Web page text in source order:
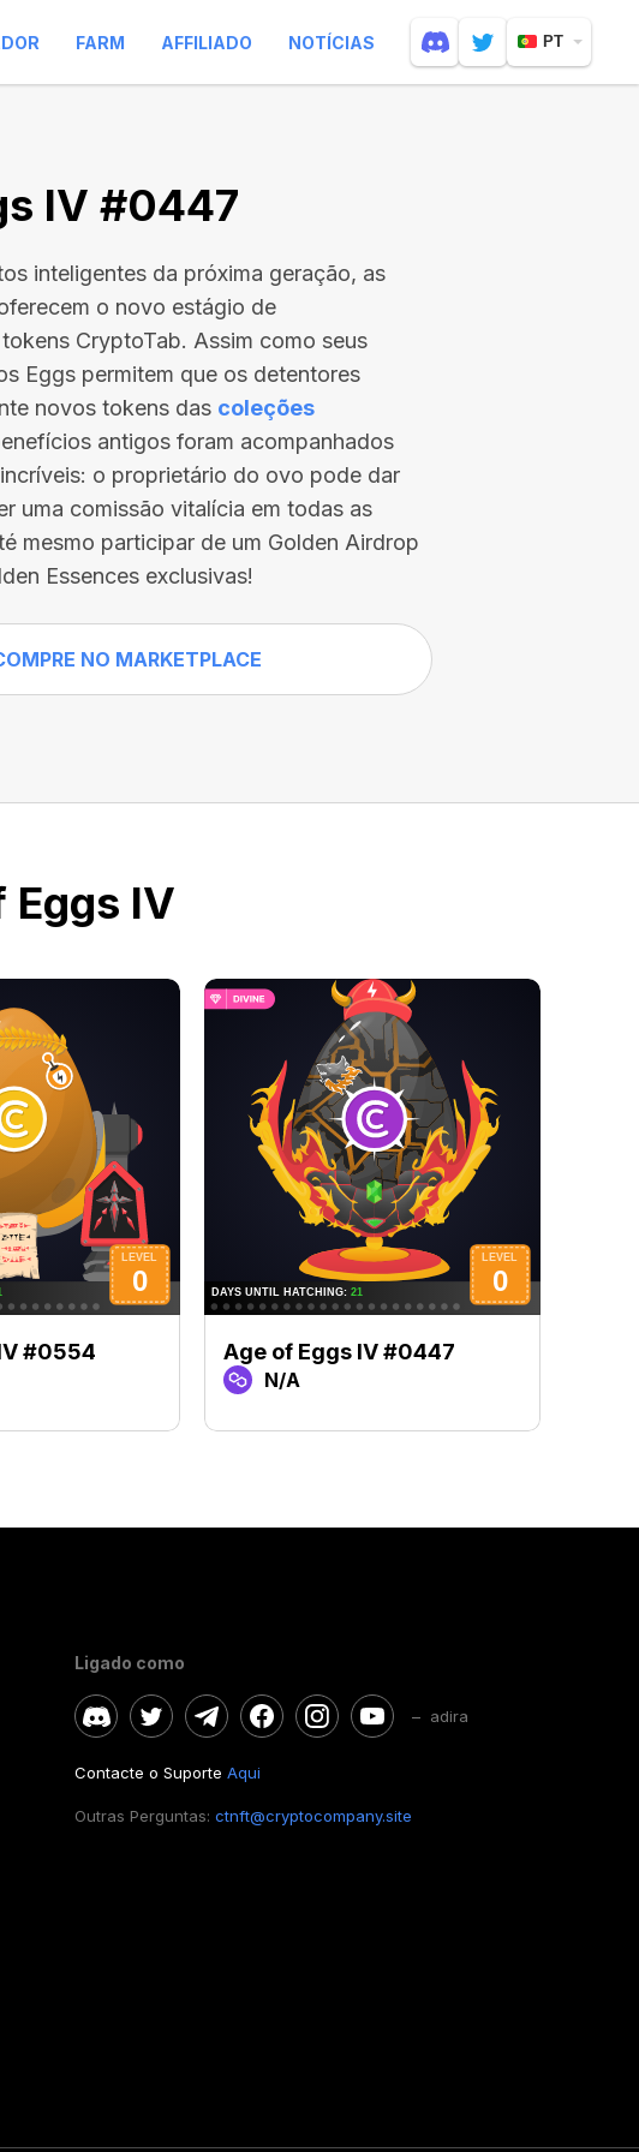
FARM AFFILIADO NOTÍCIAS PT
IV #0447
inteligentes da próxima geração, as
o novo estágio de
CryptoTab. Assim como seus
Eggs permitem que os detentores
novos tokens das coleções
antigos foram acompanhados
o proprietário do ovo pode dar
uma comissão vitalícia em todas as
mesmo participar de um Golden Airdrop
Essences exclusivas!
NO MARKETPLACE
IV
#0554 Age of Eggs IV #0447
N/A
Ligado como
– adira
Contacte o Suporte Aqui
Outras Perguntas: ctnft@cryptocompany.site